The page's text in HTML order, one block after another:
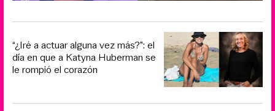
“¿Iré a actuar alguna vez más?”: el
día en que a Katyna Huberman se
le rompió el corazón